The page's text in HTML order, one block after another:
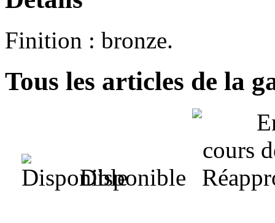
Finition : bronze.
Tous les articles de la
Disponible